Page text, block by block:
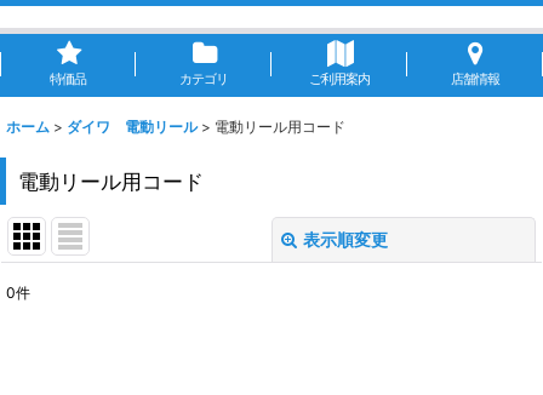
特価品 カテゴリ ご利用案内 店舗情報
ホーム > ダイワ 電動リール > 電動リール用コード
電動リール用コード
表示順変更
0件